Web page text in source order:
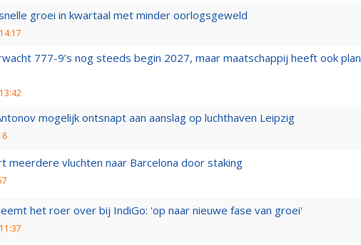
groei in kwartaal met minder oorlogsgeweld
777-9’s nog steeds begin 2027, maar maatschappij heeft ook plan
mogelijk ontsnapt aan aanslag op luchthaven Leipzig
meerdere vluchten naar Barcelona door staking
het roer over bij IndiGo: 'op naar nieuwe fase van groei'